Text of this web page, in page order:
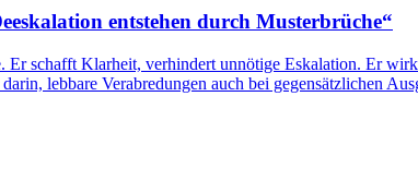
entstehen durch Musterbrüche“
schafft Klarheit, verhindert unnötige Eskalation. Er
lebbare Verabredungen auch bei gegensätzlichen